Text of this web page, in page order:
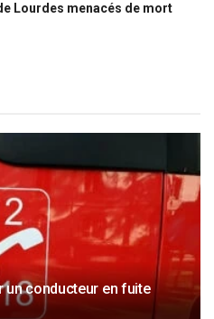
Lourdes menacés de mort
un conducteur en fuite